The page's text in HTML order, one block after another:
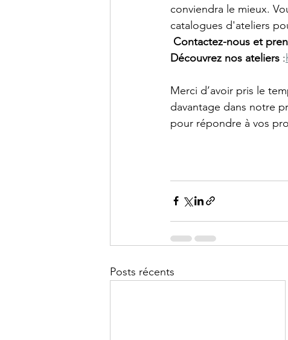
conviendra le mieux.
catalogues d'ateliers
Contactez-nous et
Découvrez nos ateliers :
Merci d’avoir pris le
davantage dans notre
pour répondre à vos
Posts récents